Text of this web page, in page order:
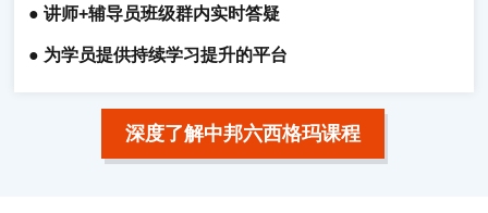
● 讲师+辅导员班级群内实时答疑
● 为学员提供持续学习提升的平台
深度了解中邦六西格玛课程